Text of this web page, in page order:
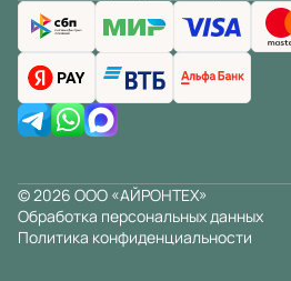
© 2026 ООО «АЙРОНТЕХ»
Обработка персональных данных
Политика конфиденциальности